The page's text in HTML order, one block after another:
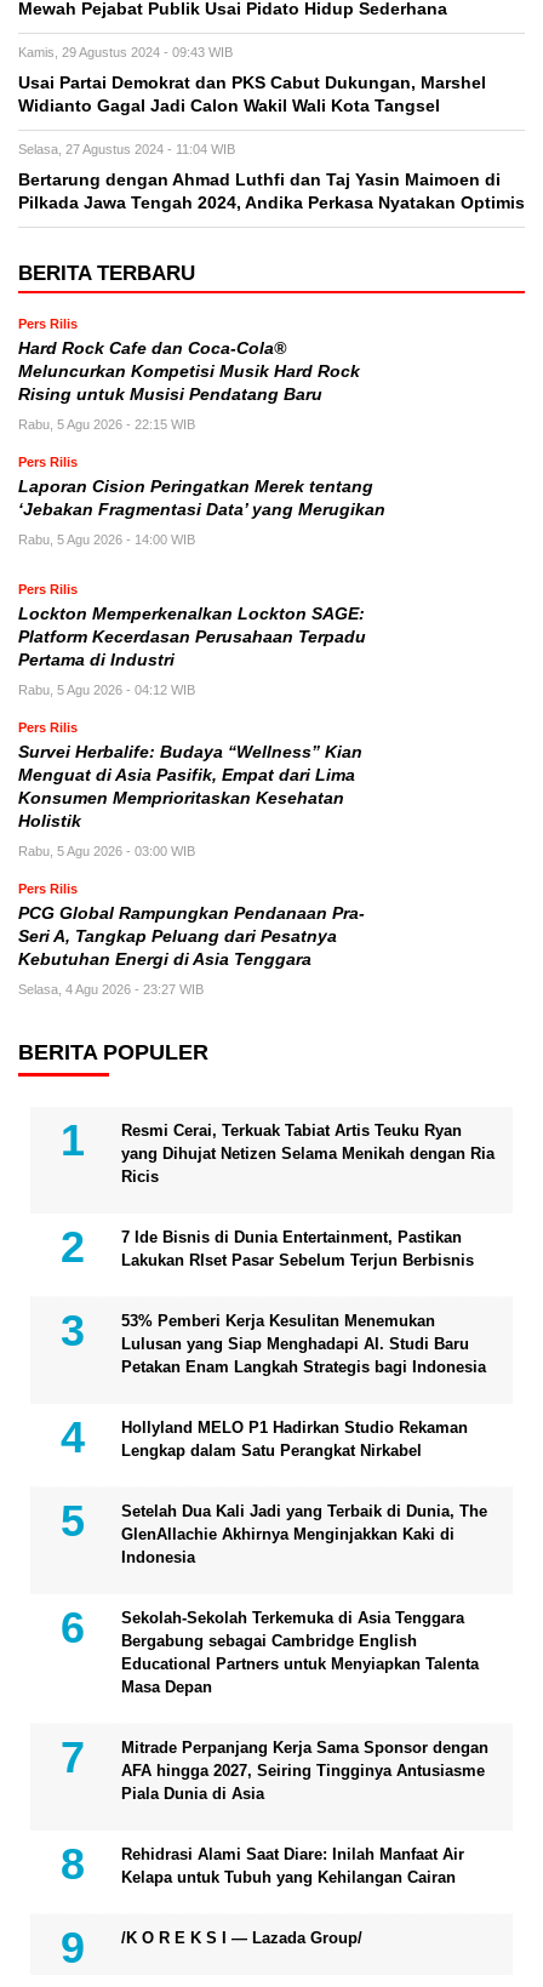
Mewah Pejabat Publik Usai Pidato Hidup Sederhana
Kamis, 29 Agustus 2024 - 09:43 WIB
Usai Partai Demokrat dan PKS Cabut Dukungan, Marshel
Widianto Gagal Jadi Calon Wakil Wali Kota Tangsel
Selasa, 27 Agustus 2024 - 11:04 WIB
Bertarung dengan Ahmad Luthfi dan Taj Yasin Maimoen di
Pilkada Jawa Tengah 2024, Andika Perkasa Nyatakan Optimis
BERITA TERBARU
Pers Rilis
Hard Rock Cafe dan Coca-Cola®
Meluncurkan Kompetisi Musik Hard Rock
Rising untuk Musisi Pendatang Baru
Rabu, 5 Agu 2026 - 22:15 WIB
Pers Rilis
Laporan Cision Peringatkan Merek tentang
‘Jebakan Fragmentasi Data’ yang Merugikan
Rabu, 5 Agu 2026 - 14:00 WIB
Pers Rilis
Lockton Memperkenalkan Lockton SAGE:
Platform Kecerdasan Perusahaan Terpadu
Pertama di Industri
Rabu, 5 Agu 2026 - 04:12 WIB
Pers Rilis
Survei Herbalife: Budaya “Wellness” Kian
Menguat di Asia Pasifik, Empat dari Lima
Konsumen Memprioritaskan Kesehatan
Holistik
Rabu, 5 Agu 2026 - 03:00 WIB
Pers Rilis
PCG Global Rampungkan Pendanaan Pra-
Seri A, Tangkap Peluang dari Pesatnya
Kebutuhan Energi di Asia Tenggara
Selasa, 4 Agu 2026 - 23:27 WIB
BERITA POPULER
Resmi Cerai, Terkuak Tabiat Artis Teuku Ryan
yang Dihujat Netizen Selama Menikah dengan Ria
Ricis
7 Ide Bisnis di Dunia Entertainment, Pastikan
Lakukan RIset Pasar Sebelum Terjun Berbisnis
53% Pemberi Kerja Kesulitan Menemukan
Lulusan yang Siap Menghadapi AI. Studi Baru
Petakan Enam Langkah Strategis bagi Indonesia
Hollyland MELO P1 Hadirkan Studio Rekaman
Lengkap dalam Satu Perangkat Nirkabel
Setelah Dua Kali Jadi yang Terbaik di Dunia, The
GlenAllachie Akhirnya Menginjakkan Kaki di
Indonesia
Sekolah-Sekolah Terkemuka di Asia Tenggara
Bergabung sebagai Cambridge English
Educational Partners untuk Menyiapkan Talenta
Masa Depan
Mitrade Perpanjang Kerja Sama Sponsor dengan
AFA hingga 2027, Seiring Tingginya Antusiasme
Piala Dunia di Asia
Rehidrasi Alami Saat Diare: Inilah Manfaat Air
Kelapa untuk Tubuh yang Kehilangan Cairan
/K O R E K S I — Lazada Group/